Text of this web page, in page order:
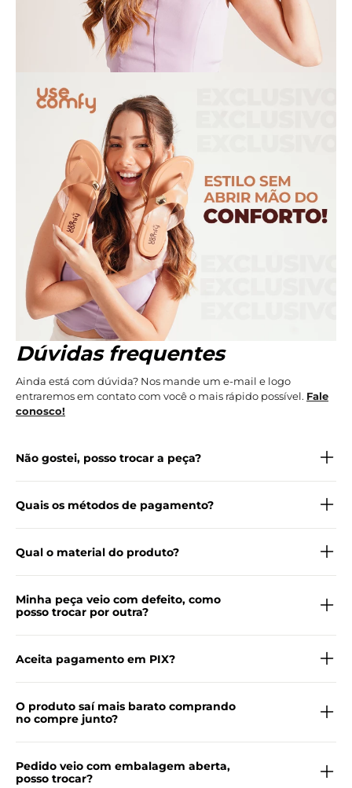
Dúvidas frequentes
Ainda está com dúvida? Nos mande um e-mail e logo
entraremos em contato com você o mais rápido possível. Fale
conosco!
Não gostei, posso trocar a peça?
Quais os métodos de pagamento?
Qual o material do produto?
Minha peça veio com defeito, como
posso trocar por outra?
Aceita pagamento em PIX?
O produto saí mais barato comprando
no compre junto?
Pedido veio com embalagem aberta,
posso trocar?